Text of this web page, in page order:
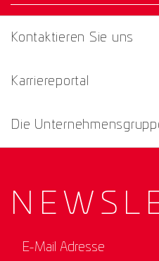
Kontaktieren Sie uns
Karriereportal
Die
NEWS­
E-Mail Adresse